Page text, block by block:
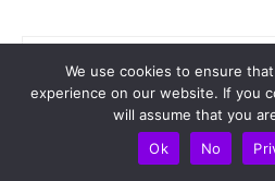
We use cookies to ensure
experience on our website. If you
will assume that you
Ok
No